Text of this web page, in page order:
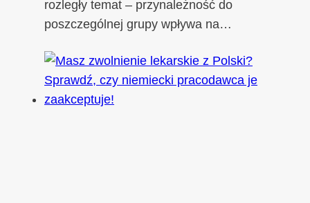
rozległy temat – przynależność do
poszczególnej grupy wpływa na…